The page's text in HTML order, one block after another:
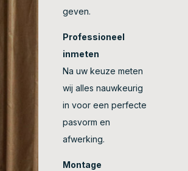
geven.
Professioneel
inmeten
Na uw keuze meten
wij alles nauwkeurig
in voor een perfecte
pasvorm en
afwerking.
Montage